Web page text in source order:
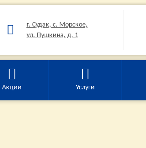
г. Судак, с. Морское,
ул. Пушкина, д. 1
Акции Услуги